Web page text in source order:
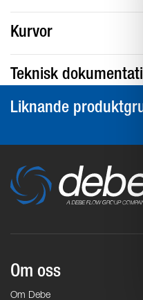
Kurvor
Teknisk
Liknande
Om oss
Om Debe